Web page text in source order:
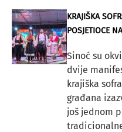
KRAJIŠKA
POSJETIOCE
Sinoć su
dvije
krajiška
građana
još jednom